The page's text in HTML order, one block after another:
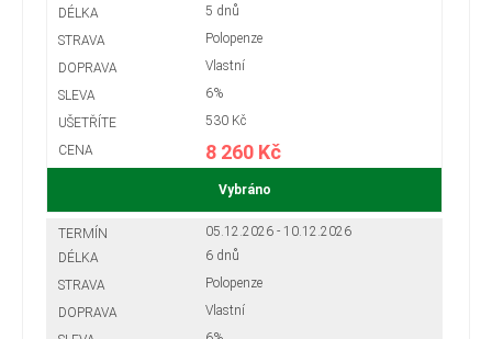
5 dnů
Polopenze
Vlastní
6%
530 Kč
8 260 Kč
Vybráno
05.12.2026 - 10.12.2026
6 dnů
Polopenze
Vlastní